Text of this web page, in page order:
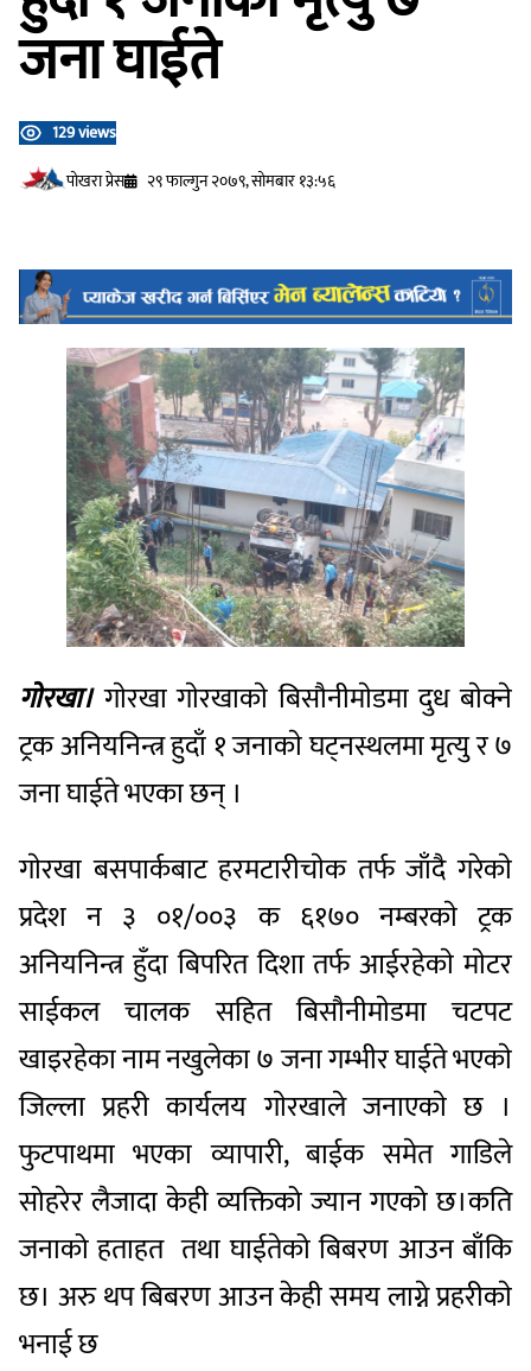
जना घाईते
129 views
प‍ोखरा प्रेस
२९ फाल्गुन २०७९, सोमबार १३:५६
गाेरखा।गाेरखा गाेरखाकाे बिसाैनीमाेडमा दुध बाेक्ने
ट्रक अनियनिन्त्र हुदाँ १ जनाकाे घट्नस्थलमा मृत्यु र ७
जना घाईते भएका छन् ।
गाेरखा बसपार्कबाट हरमटारीचाेक तर्फ जाँदै गरेकाे
प्रदेश न ३ ०१/००३ क ६१७० नम्बरकाे ट्रक
अनियनिन्त्र हुँदा बिपरित दिशा तर्फ आईरहेकाे माेटर
साईकल चालक सहित बिसाैनीमाेडमा चटपट
खाइरहेका नाम नखुलेका ७ जना गम्भीर घाईते भएकाे
जिल्ला प्रहरी कार्यलय गाेरखाले जनाएकाे छ ।
फुटपाथमा भएका व्यापारी, बाईक समेत गाडिले
सोहरेर लैजादा केही व्यक्तिको ज्यान गएको छ।कति
जनाको हताहत तथा घाईतेको बिबरण आउन बाँकि
छ। अरु थप बिबरण आउन केही समय लाग्ने प्रहरीकाे
भनाई छ